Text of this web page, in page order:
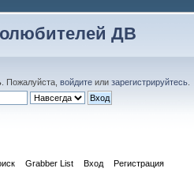
ДВ
. Пожалуйста, войдите или зарегистрируйтесь
Grabber List Вход Регистрация